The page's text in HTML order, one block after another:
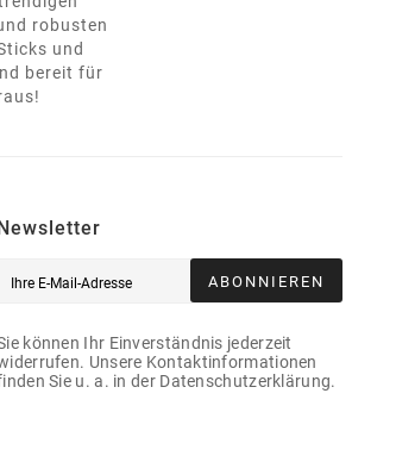
robusten
und
bereit für
Newsletter
ABONNIEREN
können Ihr Einverständnis jederzeit
Unsere Kontaktinformationen
Sie u. a. in der Datenschutzerklärung.